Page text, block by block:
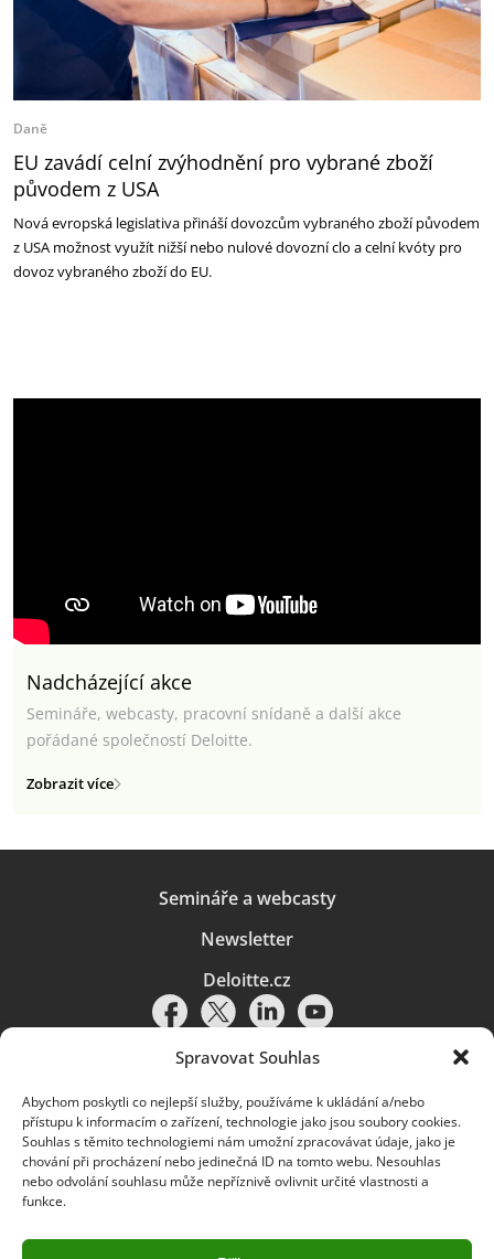
Spravovat Souhlas
Abychom poskytli co nejlepší služby, používáme k ukládání a/nebo
přístupu k informacím o zařízení, technologie jako jsou soubory cookies.
Souhlas s těmito technologiemi nám umožní zpracovávat údaje, jako je
chování při procházení nebo jedinečná ID na tomto webu. Nesouhlas
nebo odvolání souhlasu může nepříznivě ovlivnit určité vlastnosti a
funkce.
Daně
EU zavádí celní zvýhodnění pro vybrané zboží
původem z USA
Nová evropská legislativa přináší dovozcům vybraného zboží původem
z USA možnost využít nižší nebo nulové dovozní clo a celní kvóty pro
dovoz vybraného zboží do EU.
Nadcházející akce
Semináře, webcasty, pracovní snídaně a další akce
pořádané společností Deloitte.
Zobrazit více
Semináře a webcasty
Newsletter
Deloitte.cz
Pravidla používání|Ochrana osobních údajů|Soubory cookies |
Deloitte.cz
© 2026. Více informací najdete vPravidlech používání.
Deloitte označuje jednu či více společností globální sítě členských
a přidružené subjekty (souhrnně „organizace Deloitte“). Společnost DTTL